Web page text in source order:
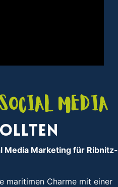
Social Media
Media Marketing für Ribnitz-
maritimen Charme mit einer